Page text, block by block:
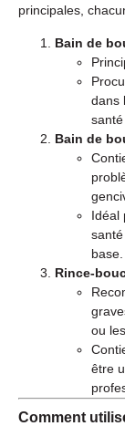
principales,
Bain de
dans
Bain de
Idéal
base.
Rince-
ou
être
Comment